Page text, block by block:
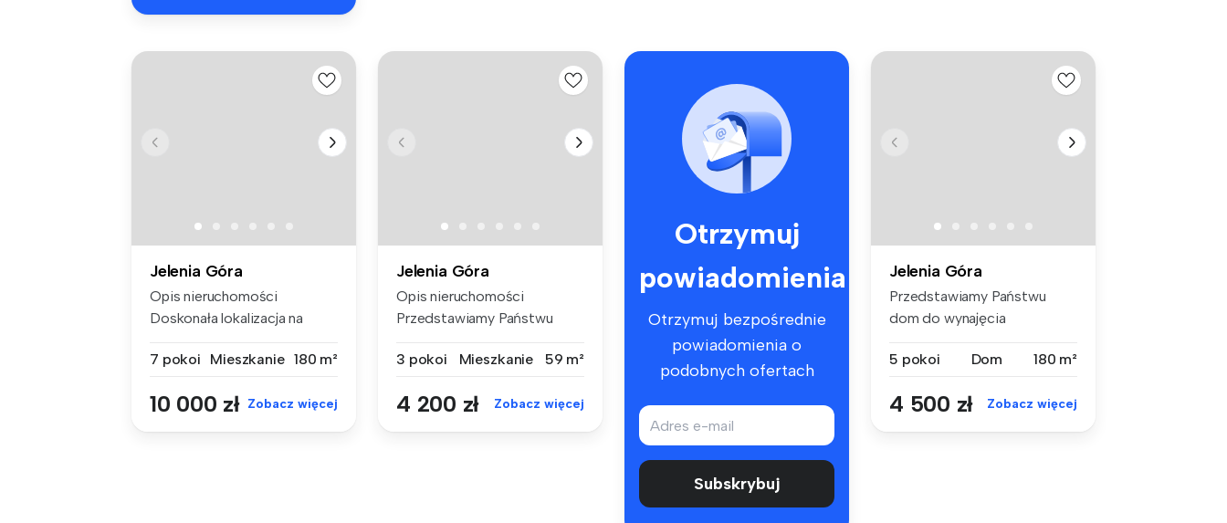
Jelenia Góra
Opis nieruchomości
Doskonała lokalizacja na
7 pokoi
Mieszkanie 180 m²
10 000 zł Zobacz więcej
Jelenia Góra
Opis nieruchomości
Przedstawiamy Państwu
3 pokoi
Mieszkanie 59 m²
4 200 zł Zobacz więcej
Otrzymuj
powiadomienia
Otrzymuj bezpośrednie
powiadomienia o
podobnych ofertach
Subskrybuj
Jelenia Góra
Przedstawiamy Państwu
dom do wynajęcia
5 pokoi
Dom 180 m²
4 500 zł Zobacz więcej